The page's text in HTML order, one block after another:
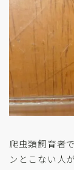
爬虫類飼育者
ンとこない人